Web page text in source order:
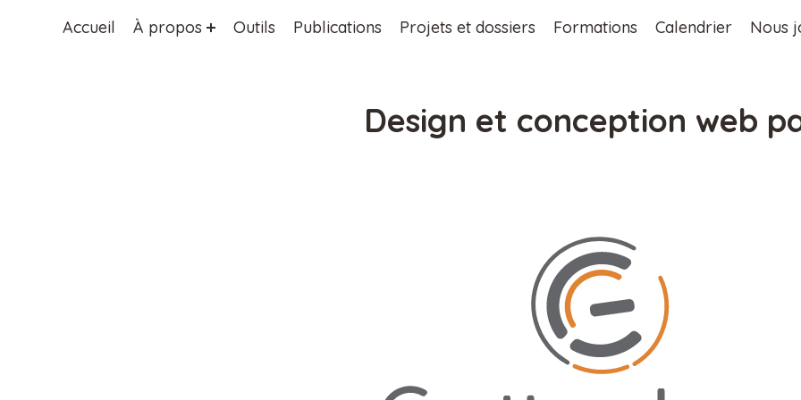
Accueil À propos Outils Publications Projets et dossiers Formations Calendrier Nous
Design et conception web